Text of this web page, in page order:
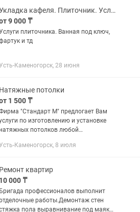
Укладка кафеля. Плиточник. Услуги плиточника. Услуги кафельщика.
9 000 ₸
плиточника. Ванная под ключ,
и тд
Каменогорск, 28 июня
Натяжные потолки
1 500 ₸
"Стандарт М" предлогает Вам
по изготовлению и установке
натяжных потолков любой
Каменогорск, 8 июля
Ремонт квартир
10 000 ₸
Бригада профессионалов выполнит
работы.Демонтаж стен
пола выравнивание под маяк